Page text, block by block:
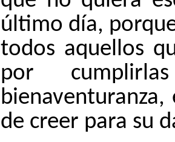
último día,
todos aquellos
por
de creer para su